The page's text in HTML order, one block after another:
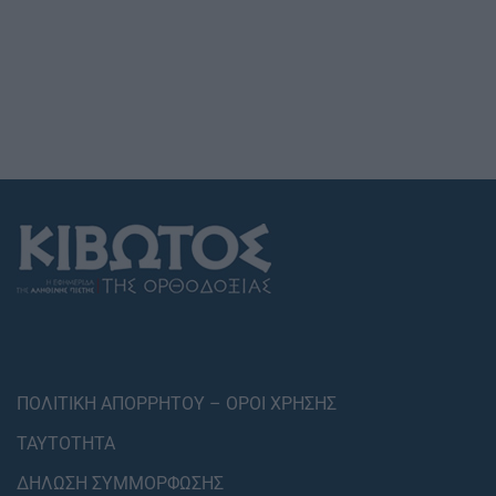
ΠΟΛΙΤΙΚΗ ΑΠΟΡΡΗΤΟΥ – ΟΡΟΙ ΧΡΗΣΗΣ
ΤΑΥΤΟΤΗΤΑ
ΔΗΛΩΣΗ ΣΥΜΜΟΡΦΩΣΗΣ